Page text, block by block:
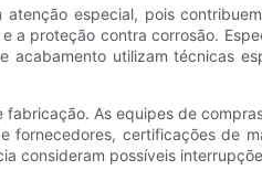
especial, pois
a proteção contra corrosão.
utilizam técnicas
As equipes de
certificações de
consideram possíveis